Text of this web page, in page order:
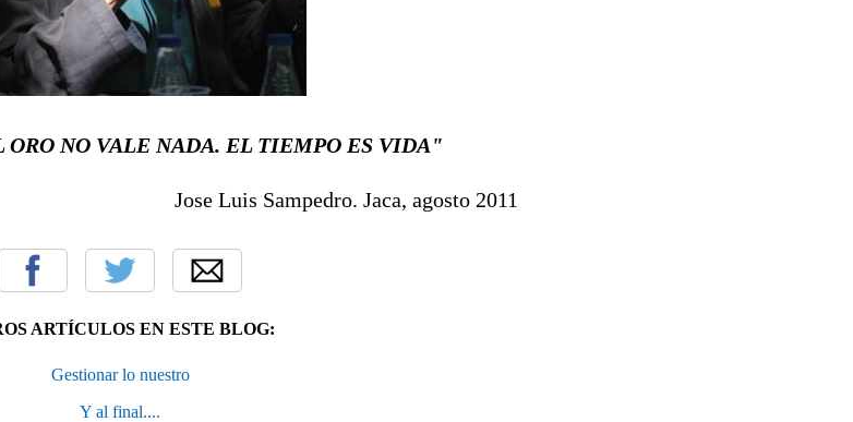
ORO NO VALE NADA. EL TIEMPO ES VIDA"
Jose Luis Sampedro. Jaca, agosto 2011
ARTÍCULOS EN ESTE BLOG:
Gestionar lo nuestro
Y al final....